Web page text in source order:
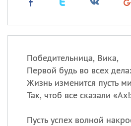
Победительница, Вика,
Первой будь во всех
Жизнь изменится пусть
Так, чтоб все сказали
Пусть успех волной